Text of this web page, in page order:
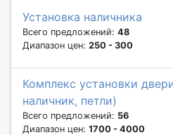
Установка наличника
Всего предложений: 48
Диапазон цен: 250 - 300
Комплекс установки
наличник, петли)
Всего предложений: 56
Диапазон цен: 1700 - 4000